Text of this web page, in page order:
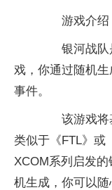
游戏介绍
银河战队是
戏，你通过随机
事件。
该游戏将基
类似于《FTL》或
XCOM系列启发
机生成，你可以